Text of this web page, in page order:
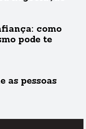
como
pode te
as pessoas